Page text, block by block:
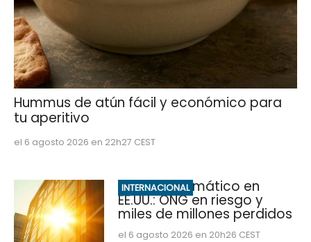
Hummus de atún fácil y económico para
tu aperitivo
el 6 agosto 2026 en 22h27 CEST
INTERNACIONAL
Impacto climático en
EE.UU.: ONG en riesgo y
miles de millones perdidos
el 6 agosto 2026 en 20h26 CEST